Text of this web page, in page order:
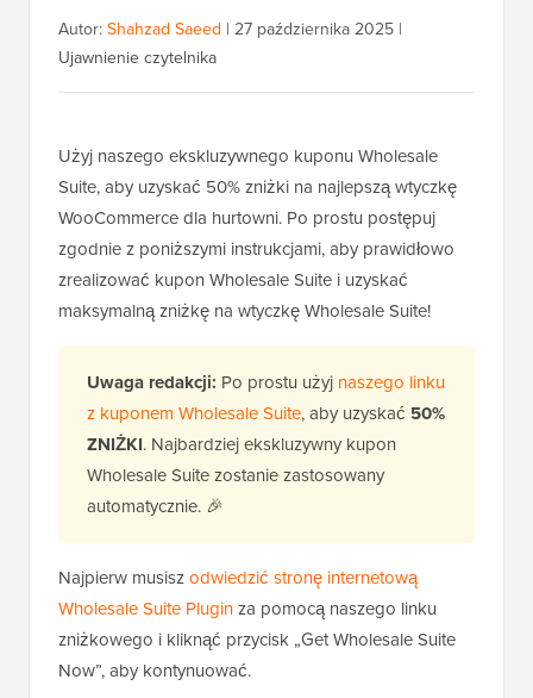
Autor:Shahzad Saeed | 27 października 2025 |
Ujawnienie czytelnika
Użyj naszego ekskluzywnego kuponu Wholesale
Suite, aby uzyskać 50% zniżki na najlepszą wtyczkę
WooCommerce dla hurtowni. Po prostu postępuj
zgodnie z poniższymi instrukcjami, aby prawidłowo
zrealizować kupon Wholesale Suite i uzyskać
maksymalną zniżkę na wtyczkę Wholesale Suite!
Uwaga redakcji: Po prostu użyj naszego linku
z kuponem Wholesale Suite, aby uzyskać 50%
ZNIŻKI. Najbardziej ekskluzywny kupon
Wholesale Suite zostanie zastosowany
automatycznie. 🎉
Najpierw musiszodwiedzić stronę internetową
Wholesale Suite Pluginza pomocą naszego linku
zniżkowego i kliknąć przycisk „Get Wholesale Suite
Now”, aby kontynuować.